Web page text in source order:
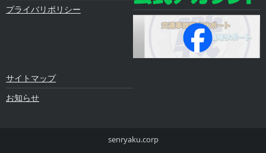
プライバリポリシー
サイトマップ
お知らせ
senryaku.corp